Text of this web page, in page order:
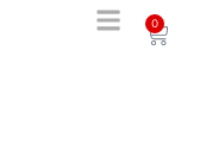
0